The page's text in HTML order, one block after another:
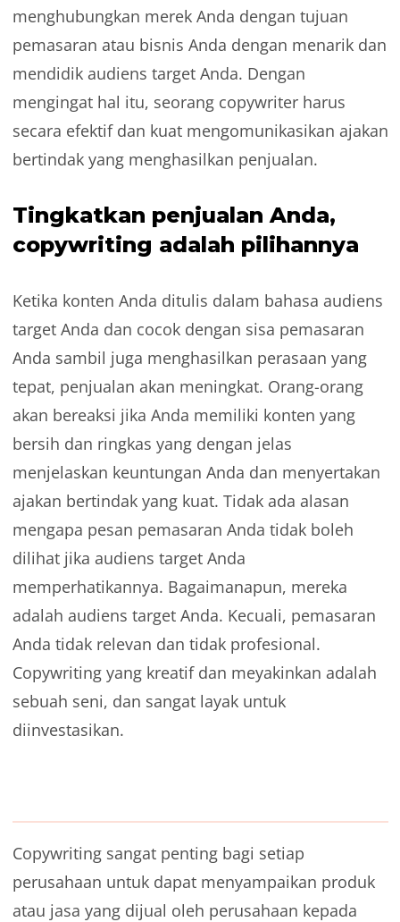
menghubungkan merek Anda dengan tujuan
pemasaran atau bisnis Anda dengan menarik dan
mendidik audiens target Anda. Dengan
mengingat hal itu, seorang copywriter harus
secara efektif dan kuat mengomunikasikan ajakan
bertindak yang menghasilkan penjualan.
Tingkatkan penjualan Anda,
copywriting adalah pilihannya
Ketika konten Anda ditulis dalam bahasa audiens
target Anda dan cocok dengan sisa pemasaran
Anda sambil juga menghasilkan perasaan yang
tepat, penjualan akan meningkat. Orang-orang
akan bereaksi jika Anda memiliki konten yang
bersih dan ringkas yang dengan jelas
menjelaskan keuntungan Anda dan menyertakan
ajakan bertindak yang kuat. Tidak ada alasan
mengapa pesan pemasaran Anda tidak boleh
dilihat jika audiens target Anda
memperhatikannya. Bagaimanapun, mereka
adalah audiens target Anda. Kecuali, pemasaran
Anda tidak relevan dan tidak profesional.
Copywriting yang kreatif dan meyakinkan adalah
sebuah seni, dan sangat layak untuk
diinvestasikan.
Copywriting sangat penting bagi setiap
perusahaan untuk dapat menyampaikan produk
atau jasa yang dijual oleh perusahaan kepada